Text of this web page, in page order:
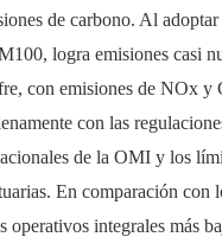
de carbono. Al
logra emisiones casi
con emisiones de NOx y
con las
de la OMI y los
En comparación con
operativos integrales más